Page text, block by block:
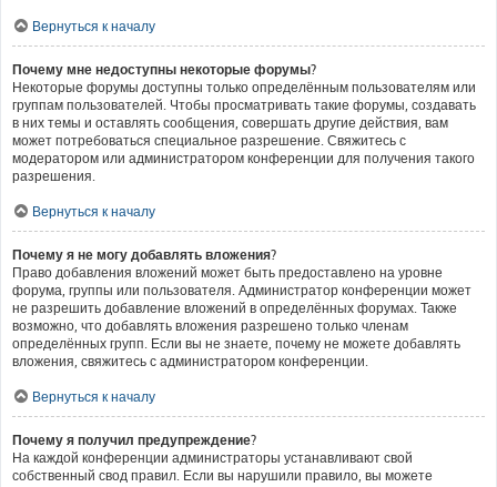
Вернуться к началу
Почему мне недоступны некоторые форумы?
Некоторые форумы доступны только определённым пользователям или
группам пользователей. Чтобы просматривать такие форумы, создавать
в них темы и оставлять сообщения, совершать другие действия, вам
может потребоваться специальное разрешение. Свяжитесь с
модератором или администратором конференции для получения такого
разрешения.
Вернуться к началу
Почему я не могу добавлять вложения?
Право добавления вложений может быть предоставлено на уровне
форума, группы или пользователя. Администратор конференции может
не разрешить добавление вложений в определённых форумах. Также
возможно, что добавлять вложения разрешено только членам
определённых групп. Если вы не знаете, почему не можете добавлять
вложения, свяжитесь с администратором конференции.
Вернуться к началу
Почему я получил предупреждение?
На каждой конференции администраторы устанавливают свой
собственный свод правил. Если вы нарушили правило, вы можете